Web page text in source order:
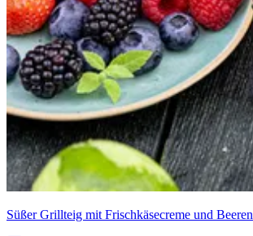
Süßer Grillteig mit Frischkäsecreme und Beeren